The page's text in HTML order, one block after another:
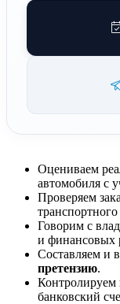
Оцениваем
автомобиля с
Проверяем
транспортного
Говорим с
и финансовых
Составляем и
претензию.
Контролируем
банковский